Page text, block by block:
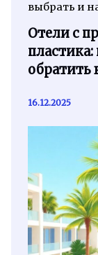
выбрать и
Отели с
обратить
16.12.2025